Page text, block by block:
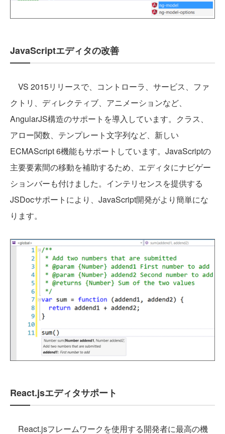
JavaScriptエディタの改善
VS 2015リリースで、コントローラ、サービス、ファ
クトリ、ディレクティブ、アニメーションなど、
AngularJS構造のサポートを導入しています。クラス、
アロー関数、テンプレート文字列など、新しい
ECMAScript 6機能もサポートしています。JavaScriptの
主要要素間の移動を補助するため、エディタにナビゲー
ションバーも付けました。インテリセンスを提供する
JSDocサポートにより、JavaScript開発がより簡単にな
ります。
React.jsエディタサポート
React.jsフレームワークを使用する開発者に最高の機